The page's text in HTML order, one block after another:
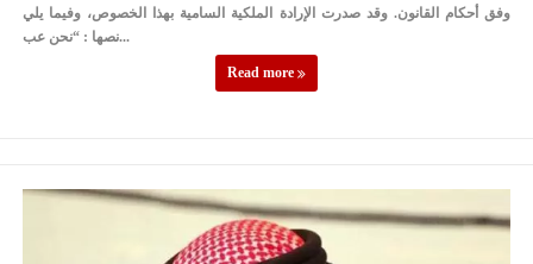
وفق أحكام القانون. وقد صدرت الإرادة الملكية السامية بهذا الخصوص، وفيما يلي
نصها : “نحن عب...
Read more